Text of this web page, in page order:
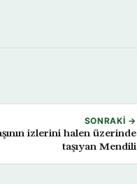
SONRAKI →
izlerini halen üzerinde
taşıyan Mendili